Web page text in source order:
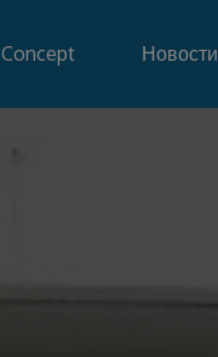
Concept Новости